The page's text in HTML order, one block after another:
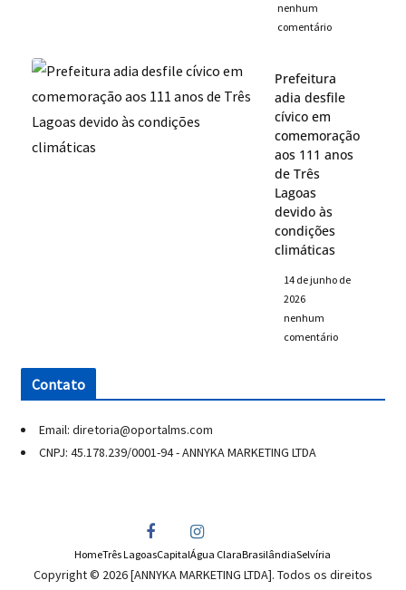
nenhum
comentário
Prefeitura
adia desfile
cívico em
comemoração
aos 111 anos
de Três
Lagoas
devido às
condições
climáticas
14 de junho de
2026
nenhum
comentário
Contato
Email: diretoria@oportalms.com
CNPJ: 45.178.239/0001-94 - ANNYKA MARKETING LTDA
HomeTrês LagoasCapitalÁgua ClaraBrasilândiaSelvíria
Copyright © 2026 [ANNYKA MARKETING LTDA]. Todos os direitos